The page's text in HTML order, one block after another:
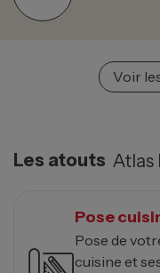
Voir
Les atouts Atlas
Pose
Pose de
cuisine et